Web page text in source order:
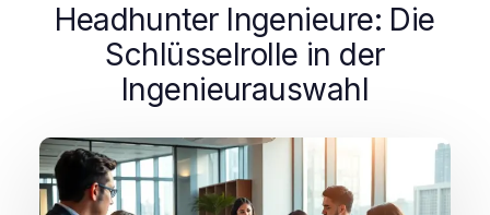
Headhunter Ingenieure: Die
Schlüsselrolle in der
Ingenieurauswahl